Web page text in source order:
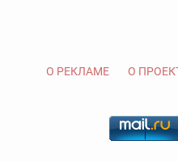
О РЕКЛАМЕ О